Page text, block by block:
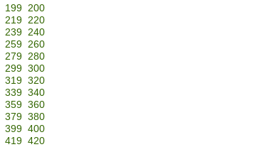
199 200
219 220
239 240
259 260
279 280
299 300
319 320
339 340
359 360
379 380
399 400
419 420